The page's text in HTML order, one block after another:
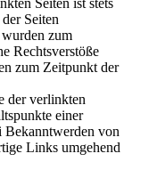
Seiten
zum
Rechtsverstöße
zum Zeitpunkt der
der verlinkten
einer
Bekanntwerden von
Links umgehend